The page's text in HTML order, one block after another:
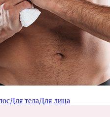
Для телаДля лица